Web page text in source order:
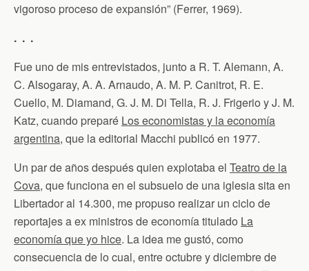
vigoroso proceso de expansión” (Ferrer, 1969).
. . .
Fue uno de mis entrevistados, junto a R. T. Alemann, A.
C. Alsogaray, A. A. Arnaudo, A. M. P. Canitrot, R. E.
Cuello, M. Diamand, G. J. M. Di Tella, R. J. Frigerio y J. M.
Katz, cuando preparé Los economistas y la economía
argentina, que la editorial Macchi publicó en 1977.
Un par de años después quien explotaba el Teatro de la
Cova, que funciona en el subsuelo de una iglesia sita en
Libertador al 14.300, me propuso realizar un ciclo de
reportajes a ex ministros de economía titulado La
economía que yo hice. La idea me gustó, como
consecuencia de lo cual, entre octubre y diciembre de